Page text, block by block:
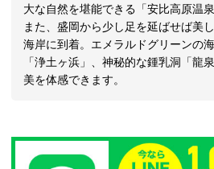
大な自然を堪能できる「安比高原温
また、盛岡から少し足を延ばせば美
海岸に到着。エメラルドグリーンの
「浄土ヶ浜」、神秘的な鍾乳洞「龍
美を体感できます。